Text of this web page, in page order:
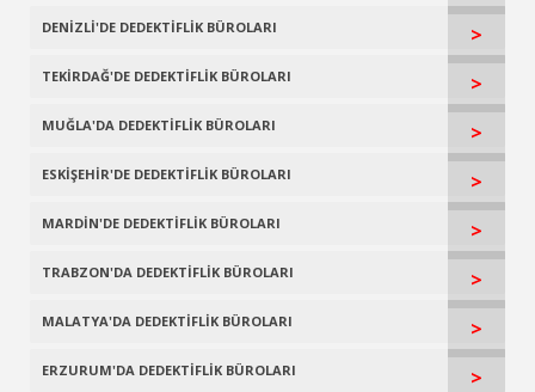
DENİZLİ'DE DEDEKTİFLİK BÜROLARI >
TEKİRDAĞ'DE DEDEKTİFLİK BÜROLARI >
MUĞLA'DA DEDEKTİFLİK BÜROLARI >
ESKİŞEHİR'DE DEDEKTİFLİK BÜROLARI >
MARDİN'DE DEDEKTİFLİK BÜROLARI >
TRABZON'DA DEDEKTİFLİK BÜROLARI >
MALATYA'DA DEDEKTİFLİK BÜROLARI >
ERZURUM'DA DEDEKTİFLİK BÜROLARI >